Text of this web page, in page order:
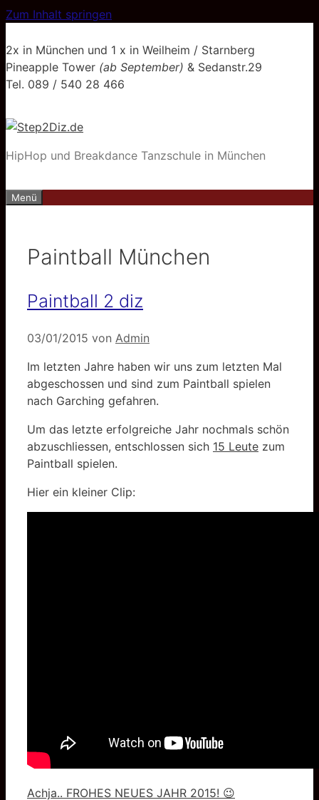
Zum Inhalt springen
2x in München und 1 x in Weilheim / Starnberg
Pineapple Tower (ab September) & Sedanstr.29
Tel. 089 / 540 28 466
HipHop und Breakdance Tanzschule in München
Menü
Paintball München
Paintball 2 diz
03/01/2015 von Admin
Im letzten Jahre haben wir uns zum letzten Mal
abgeschossen und sind zum Paintball spielen
nach Garching gefahren.
Um das letzte erfolgreiche Jahr nochmals schön
abzuschliessen, entschlossen sich 15 Leute zum
Paintball spielen.
Hier ein kleiner Clip:
Achja.. FROHES NEUES JAHR 2015! 😉